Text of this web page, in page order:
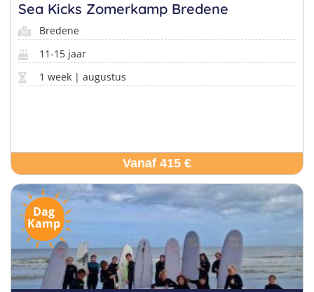
Vind jouw perfecte kamp
Beantwoord een paar korte vragen en wij doen de rest.
Sea Kicks Zomerkamp Bredene
Bredene
11-15 jaar
1 week | augustus
Vanaf 415 €
Dag
Kamp